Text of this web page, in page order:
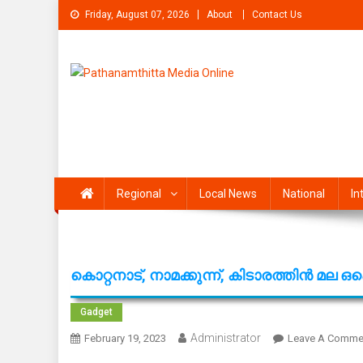
Skip
to
Friday, August 07, 2026 About Contact Us
Pathanamthitta Media
Regional Local News National
കൊറ്റനാട്, നാമക്കുന്ന്, കിടാരത്തിൻ മല
Gadget
February 19, 2023 Administrator Leave A